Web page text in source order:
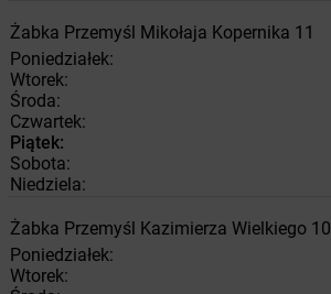
Żabka Przemyśl Mikołaja Kopernika 11
Poniedziałek:
Wtorek:
Środa:
Czwartek:
Piątek:
Sobota:
Niedziela:
Żabka Przemyśl Kazimierza Wielkiego 10
Poniedziałek:
Wtorek: